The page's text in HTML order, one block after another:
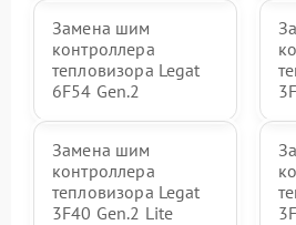
Замена шим
контроллера
тепловизора Legat
6F54 Gen.2
Замена шим
контроллера
тепловизора Legat
3F40 Gen.2 Lite